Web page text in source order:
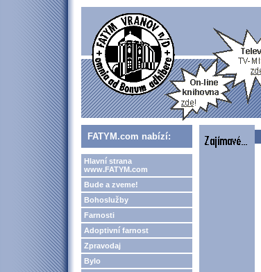
FATYM.com nabízí:
Hlavní strana
www.FATYM.com
Bude a zveme!
Bohoslužby
Farnosti
Adoptivní farnost
Zpravodaj
Bylo